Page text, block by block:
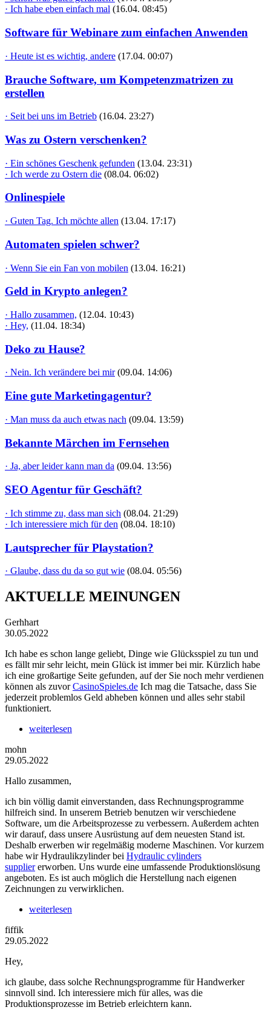
· Ich habe eben einfach mal (16.04. 08:45)
Software für Webinare zum einfachen Anwenden
· Heute ist es wichtig, andere (17.04. 00:07)
Brauche Software, um Kompetenzmatrizen zu
erstellen
· Seit bei uns im Betrieb (16.04. 23:27)
Was zu Ostern verschenken?
· Ein schönes Geschenk gefunden (13.04. 23:31)
· Ich werde zu Ostern die (08.04. 06:02)
Onlinespiele
· Guten Tag. Ich möchte allen (13.04. 17:17)
Automaten spielen schwer?
· Wenn Sie ein Fan von mobilen (13.04. 16:21)
Geld in Krypto anlegen?
· Hallo zusammen, (12.04. 10:43)
· Hey, (11.04. 18:34)
Deko zu Hause?
· Nein. Ich verändere bei mir (09.04. 14:06)
Eine gute Marketingagentur?
· Man muss da auch etwas nach (09.04. 13:59)
Bekannte Märchen im Fernsehen
· Ja, aber leider kann man da (09.04. 13:56)
SEO Agentur für Geschäft?
· Ich stimme zu, dass man sich (08.04. 21:29)
· Ich interessiere mich für den (08.04. 18:10)
Lautsprecher für Playstation?
· Glaube, dass du da so gut wie (08.04. 05:56)
AKTUELLE MEINUNGEN
Gerhhart
30.05.2022
Ich habe es schon lange geliebt, Dinge wie Glücksspiel zu tun und
es fällt mir sehr leicht, mein Glück ist immer bei mir. Kürzlich habe
ich eine großartige Seite gefunden, auf der Sie noch mehr verdienen
können als zuvorCasinoSpieles.de Ich mag die Tatsache, dass Sie
jederzeit problemlos Geld abheben können und alles sehr stabil
funktioniert.
weiterlesen
mohn
29.05.2022
Hallo zusammen,
ich bin völlig damit einverstanden, dass Rechnungsprogramme
hilfreich sind. In unserem Betrieb benutzen wir verschiedene
Software, um die Arbeitsprozesse zu verbessern. Außerdem achten
wir darauf, dass unsere Ausrüstung auf dem neuesten Stand ist.
Deshalb erwerben wir regelmäßig moderne Maschinen. Vor kurzem
habe wir Hydraulikzylinder bei Hydraulic cylinders
suppliererworben. Uns wurde eine umfassende Produktionslösung
angeboten. Es ist auch möglich die Herstellung nach eigenen
Zeichnungen zu verwirklichen.
weiterlesen
fiffik
29.05.2022
Hey,
ich glaube, dass solche Rechnungsprogramme für Handwerker
sinnvoll sind. Ich interessiere mich für alles, was die
Produktionsprozesse im Betrieb erleichtern kann.